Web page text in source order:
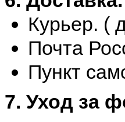
Курьер. (
Почта
Пункт
7. Уход за